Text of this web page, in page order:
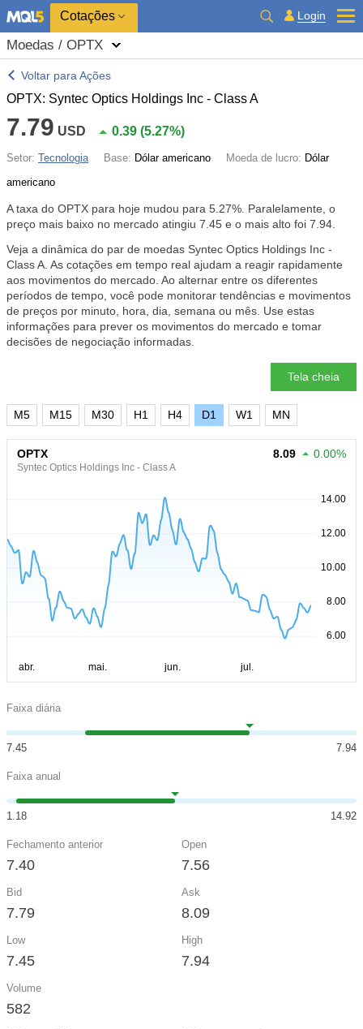
Cotações Login
Moedas / OPTX
Voltar para Ações
OPTX: Syntec Optics Holdings Inc - Class A
7.79 USD 0.39 (5.27%)
Setor: Tecnologia Base: Dólar americano Moeda de lucro: Dólar
americano
A taxa do OPTX para hoje mudou para 5.27% . Paralelamente, o
preço mais baixo no mercado atingiu 7.45 e o mais alto foi 7.94.
Veja a dinâmica do par de moedas Syntec Optics Holdings Inc -
Class A. As cotações em tempo real ajudam a reagir rapidamente
aos movimentos do mercado. Ao alternar entre os diferentes
períodos de tempo, você pode monitorar tendências e movimentos
de preços por minuto, hora, dia, semana ou mês. Use estas
informações para prever os movimentos do mercado e tomar
decisões de negociação informadas.
Tela cheia
M5 M15 M30 H1 H4 D1 W1 MN
OPTX
Syntec Optics Holdings Inc - Class A
8.09 0.00%
Faixa diária
7.45 7.94
Faixa anual
1.18 14.92
Fechamento anterior
7.40
Open
7.56
Bid
7.79
Ask
8.09
Low
7.45
High
7.94
Volume
582